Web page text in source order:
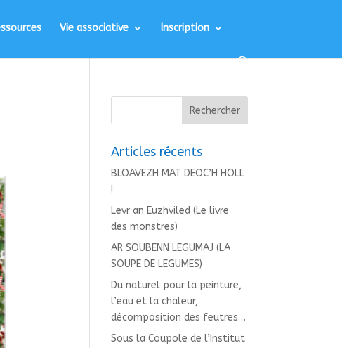
Vie associative Inscription
Articles récents
BLOAVEZH MAT DEOC’H HOLL
!
Levr an Euzhviled (Le livre
des monstres)
AR SOUBENN LEGUMAJ (LA
SOUPE DE LEGUMES)
Du naturel pour la peinture,
l’eau et la chaleur,
décomposition des feutres…
Sous la Coupole de l’Institut